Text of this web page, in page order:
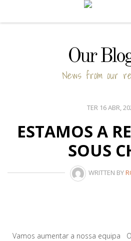
Our
News from our
TER 16 ABR,
ESTAMOS A
SOUS
WRITTEN BY
Vamos aumentar a nossa equipa